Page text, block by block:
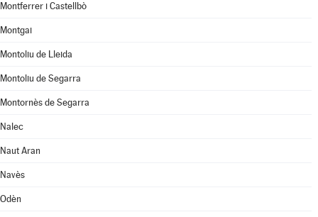
Montferrer i Castellbò
Montgai
Montoliu de Lleida
Montoliu de Segarra
Montornès de Segarra
Nalec
Naut Aran
Navès
Odèn